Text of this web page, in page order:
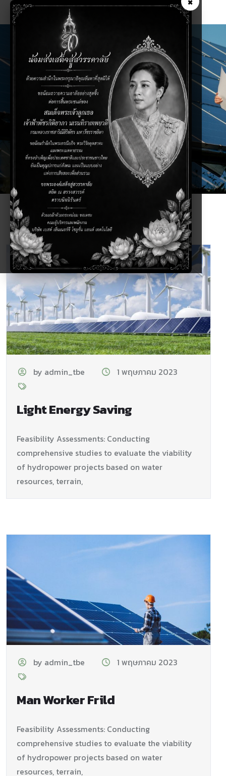
THAIBESTENERGY SOLAR ENERGY
Solar Energy
by admin_tbe 1 พฤษภาคม 2023
Light Energy Saving
Feasibility Assessments: Conducting
comprehensive studies to evaluate the viability
of hydropower projects based on water
resources, terrain,
by admin_tbe 1 พฤษภาคม 2023
Man Worker Frild
Feasibility Assessments: Conducting
comprehensive studies to evaluate the viability
of hydropower projects based on water
resources, terrain,